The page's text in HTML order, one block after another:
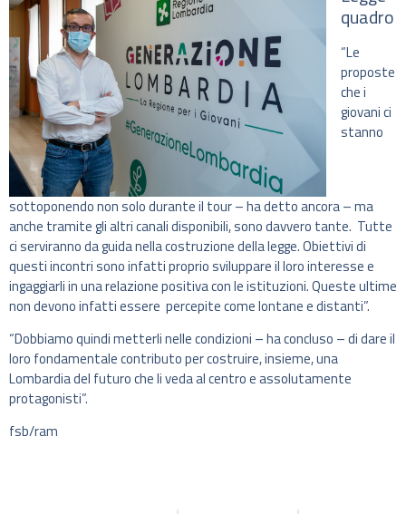
quadro
“Le
proposte
che i
giovani ci
stanno
sottoponendo non solo durante il tour – ha detto ancora – ma
anche tramite gli altri canali disponibili, sono davvero tante. Tutte
ci serviranno da guida nella costruzione della legge. Obiettivi di
questi incontri sono infatti proprio sviluppare il loro interesse e
ingaggiarli in una relazione positiva con le istituzioni. Queste ultime
non devono infatti essere percepite come lontane e distanti”.
“Dobbiamo quindi metterli nelle condizioni – ha concluso – di dare il
loro fondamentale contributo per costruire, insieme, una
Lombardia del futuro che li veda al centro e assolutamente
protagonisti”.
fsb/ram